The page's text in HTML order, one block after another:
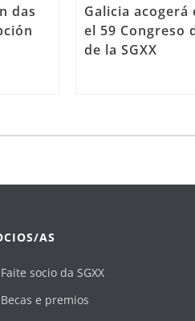
das
Galicia acogerá
el 59 Congreso
de la SGXX
AS
Faite socio da SGXX
Becas e premios